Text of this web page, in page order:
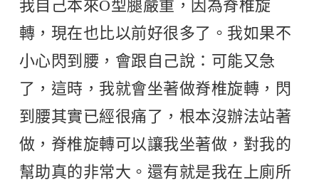
我自己本來O型腿嚴重，因為脊椎旋
轉，現在也比以前好很多了。我如果不
小心閃到腰，會跟自己說：可能又急
了，這時，我就會坐著做脊椎旋轉，閃
到腰其實已經很痛了，根本沒辦法站著
做，脊椎旋轉可以讓我坐著做，對我的
幫助真的非常大。還有就是我在上廁所